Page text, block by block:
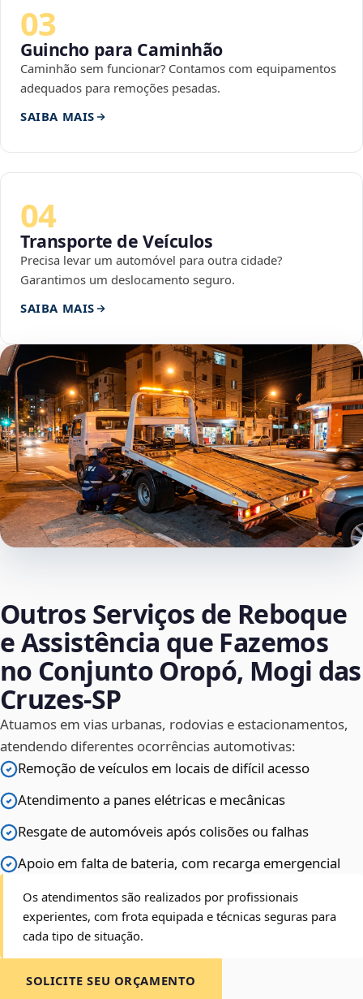
03
Guincho para Caminhão
Caminhão sem funcionar? Contamos com equipamentos
adequados para remoções pesadas.
SAIBA MAIS
04
Transporte de Veículos
Precisa levar um automóvel para outra cidade?
Garantimos um deslocamento seguro.
SAIBA MAIS
Outros Serviços de Reboque
e Assistência que Fazemos
no Conjunto Oropó, Mogi das
Cruzes‑SP
Atuamos em vias urbanas, rodovias e estacionamentos,
atendendo diferentes ocorrências automotivas:
Remoção de veículos em locais de difícil acesso
Atendimento a panes elétricas e mecânicas
Resgate de automóveis após colisões ou falhas
Apoio em falta de bateria, com recarga emergencial
Os atendimentos são realizados por profissionais
experientes, com frota equipada e técnicas seguras para
cada tipo de situação.
SOLICITE SEU ORÇAMENTO